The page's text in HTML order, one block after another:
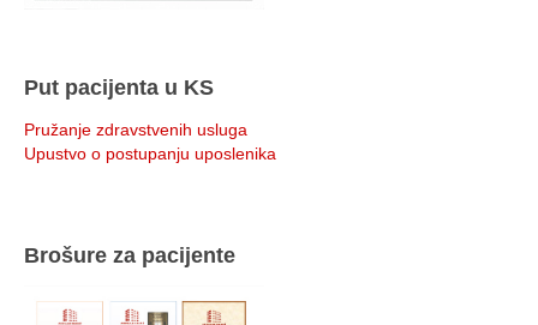
Put pacijenta u KS
Pružanje zdravstvenih usluga
Upustvo o postupanju uposlenika
Brošure za pacijente